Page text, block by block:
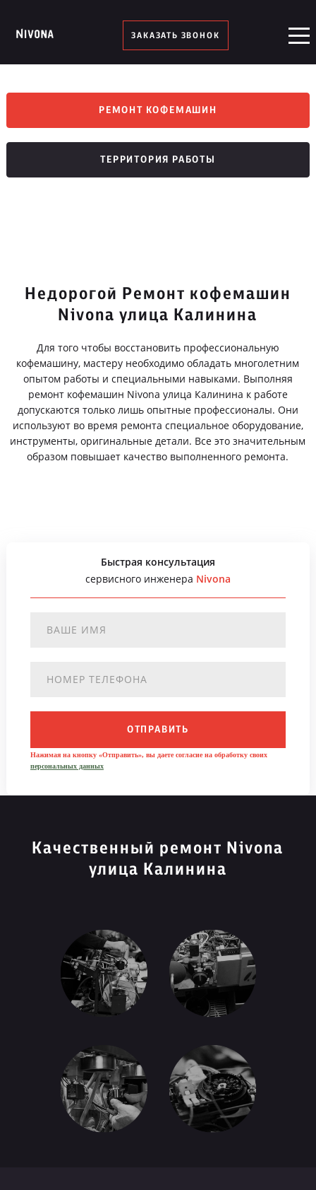
ЗАКАЗАТЬ ЗВОНОК
РЕМОНТ КОФЕМАШИН
ТЕРРИТОРИЯ РАБОТЫ
Недорогой Ремонт кофемашин
Nivona улица Калинина
Для того чтобы восстановить профессиональную
кофемашину, мастеру необходимо обладать многолетним
опытом работы и специальными навыками. Выполняя
ремонт кофемашин Nivona улица Калинина к работе
допускаются только лишь опытные профессионалы. Они
используют во время ремонта специальное оборудование,
инструменты, оригинальные детали. Все это значительным
образом повышает качество выполненного ремонта.
Быстрая консультация
сервисного инженера Nivona
ОТПРАВИТЬ
Нажимая на кнопку «Отправить», вы даете согласие на обработку своих
персональных данных
Качественный ремонт Nivona
улица Калинина